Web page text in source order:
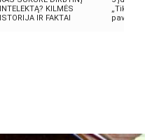
INTELEKTĄ? KILMĖS
ISTORIJA IR FAKTAI
„TikTok“: